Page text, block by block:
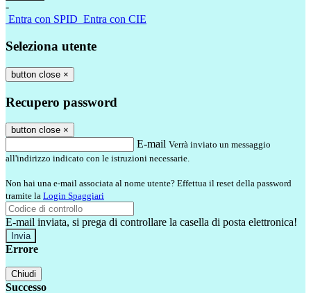
-
Entra con SPID Entra con CIE
Seleziona utente
button close ×
Recupero password
button close ×
E-mail Verrà inviato un messaggio
all'indirizzo indicato con le istruzioni necessarie.
Non hai una e-mail associata al nome utente? Effettua il reset della password
tramite la Login Spaggiari
E-mail inviata, si prega di controllare la casella di posta elettronica!
Errore
Chiudi
Successo